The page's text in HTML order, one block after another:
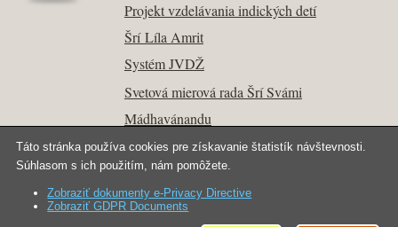
Projekt vzdelávania indických detí
Šrí Líla Amrit
Systém JVDŽ
Svetová mierová rada Šrí Svámi
Mádhavánandu
Copyright © 2026 Joga v dennom živote.
Táto stránka používa cookies pre získavanie štatistík návštevnosti.
Súhlasom s ich použitím, nám pomôžete.
Zobraziť dokumenty e-Privacy Directive
Zobraziť GDPR Documents